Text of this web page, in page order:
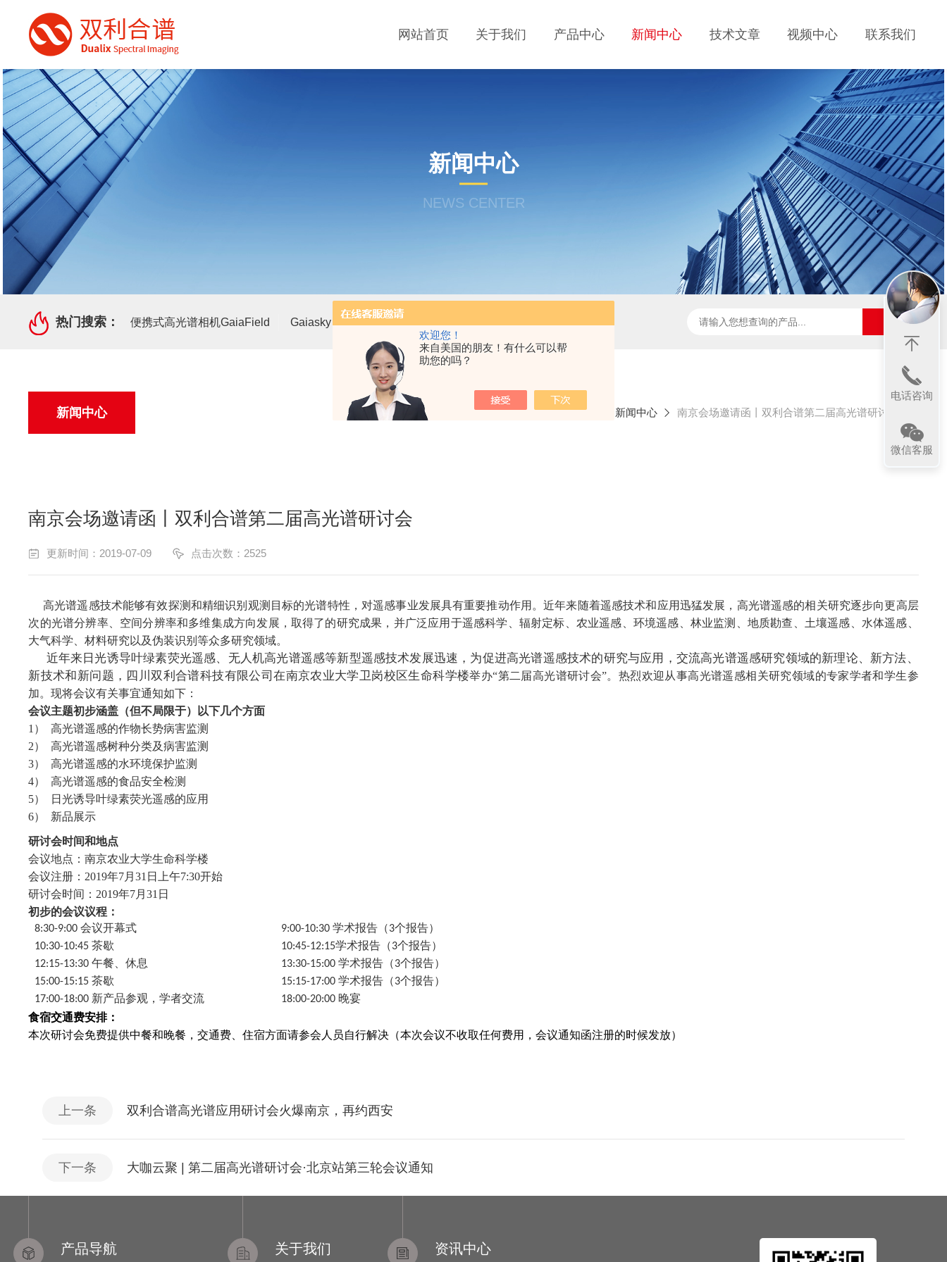
欢迎您！
来自美国的朋友！有什么可以帮
助您的吗？
网站首页 关于我们 产品中心 新闻中心 技术文章 视频中心 联系我们
新闻中心
NEWS CENTER
热门搜索： 便携式高光谱相机GaiaField Gaiasky mini3-VN无人机载高光谱成像系统 太阳光诱导叶绿素荧光测试系统 SpecVIEW高光谱
新闻中心 当前位置：首页 新闻中心 南京会场邀请函丨双利合谱第二届高光谱研讨会
南京会场邀请函丨双利合谱第二届高光谱研讨会
更新时间：2019-07-09 点击次数：2525
高光谱遥感技术能够有效探测和精细识别观测目标的光谱特性，对遥感事业发展具有重要推动作用。近年来随着遥感技术和应用迅猛发展，高光谱遥感的相关研究逐步向更高层
次的光谱分辨率、空间分辨率和多维集成方向发展，取得了的研究成果，并广泛应用于遥感科学、辐射定标、农业遥感、环境遥感、林业监测、地质勘查、土壤遥感、水体遥感、
大气科学、材料研究以及伪装识别等众多研究领域。
近年来日光诱导叶绿素荧光遥感、无人机高光谱遥感等新型遥感技术发展迅速，为促进高光谱遥感技术的研究与应用，交流高光谱遥感研究领域的新理论、新方法、
新技术和新问题，四川双利合谱科技有限公司在南京农业大学卫岗校区生命科学楼举办“第二届高光谱研讨会”。热烈欢迎从事高光谱遥感相关研究领域的专家学者和学生参
加。现将会议有关事宜通知如下：
会议主题初步涵盖（但不局限于）以下几个方面
1） 高光谱遥感的作物长势病害监测
2） 高光谱遥感树种分类及病害监测
3） 高光谱遥感的水环境保护监测
4） 高光谱遥感的食品安全检测
5） 日光诱导叶绿素荧光遥感的应用
6） 新品展示
研讨会时间和地点
会议地点：南京农业大学生命科学楼
会议注册：2019年7月31日上午7:30开始
研讨会时间：2019年7月31日
初步的会议议程：
8:30-9:00 会议开幕式
9:00-10:30 学术报告（3个报告）
10:30-10:45 茶歇
10:45-12:15学术报告（3个报告）
12:15-13:30 午餐、休息
13:30-15:00 学术报告（3个报告）
15:00-15:15 茶歇
15:15-17:00 学术报告（3个报告）
17:00-18:00 新产品参观，学者交流
18:00-20:00 晚宴
食宿交通费安排：
本次研讨会免费提供中餐和晚餐，交通费、住宿方面请参会人员自行解决（本次会议不收取任何费用，会议通知函注册的时候发放）
上一条 双利合谱高光谱应用研讨会火爆南京，再约西安
下一条 大咖云聚 | 第二届高光谱研讨会·北京站第三轮会议通知
产品导航 关于我们 资讯中心
电话咨询
微信客服